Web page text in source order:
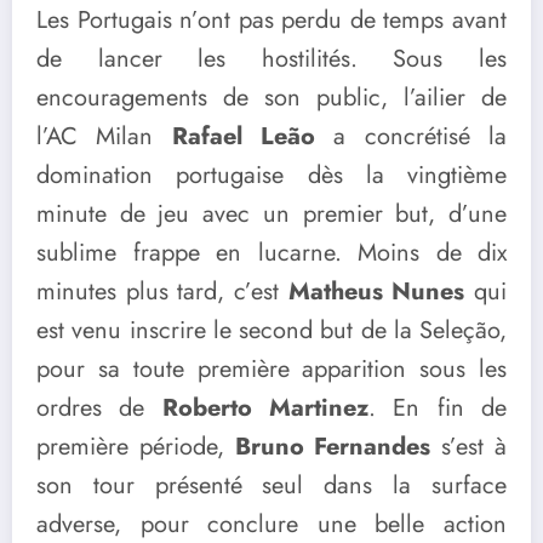
Les Portugais n’ont pas perdu de temps avant
de lancer les hostilités. Sous les
encouragements de son public, l’ailier de
l’AC Milan Rafael Leão a concrétisé la
domination portugaise dès la vingtième
minute de jeu avec un premier but, d’une
sublime frappe en lucarne. Moins de dix
minutes plus tard, c’est Matheus Nunes qui
est venu inscrire le second but de la Seleção,
pour sa toute première apparition sous les
ordres de Roberto Martinez. En fin de
première période, Bruno Fernandes s’est à
son tour présenté seul dans la surface
adverse, pour conclure une belle action